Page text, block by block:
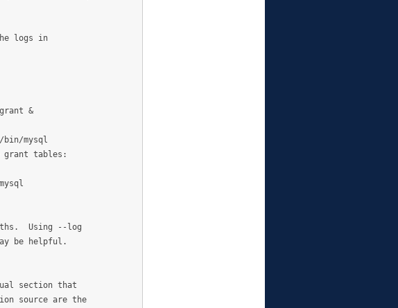
logs in
&
bin/mysql
grant tables:
Using --log
be helpful.
section that
source are the